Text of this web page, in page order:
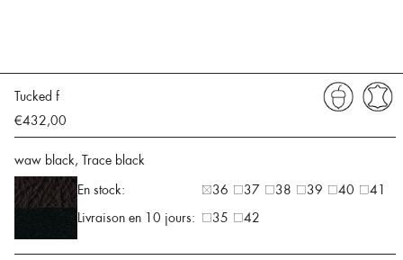
Tucked f
€432,00
waw black, Trace black
En stock:
36 37 38 39 40
41
Livraison en 10 jours:
35 42